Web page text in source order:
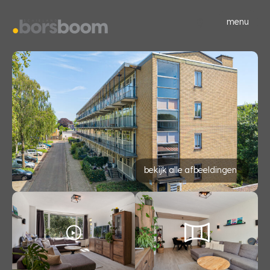
menu
bekijk alle afbeeldingen